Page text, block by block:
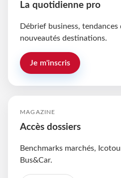
La quotidienne pro
Débrief business,
nouveautés destinations.
Je m'inscris
MAGAZINE
Accès dossiers
Benchmarks marchés,
Bus&Car.